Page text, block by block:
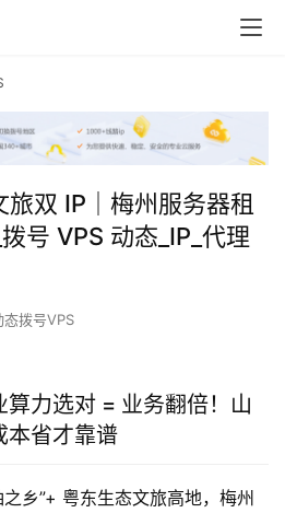
双 IP｜梅州服务器租
号 VPS 动态_IP_代理
态拨号VPS
力选对 = 业务翻倍！山
本省才靠谱
之乡”+ 粤东生态文旅高地，梅州